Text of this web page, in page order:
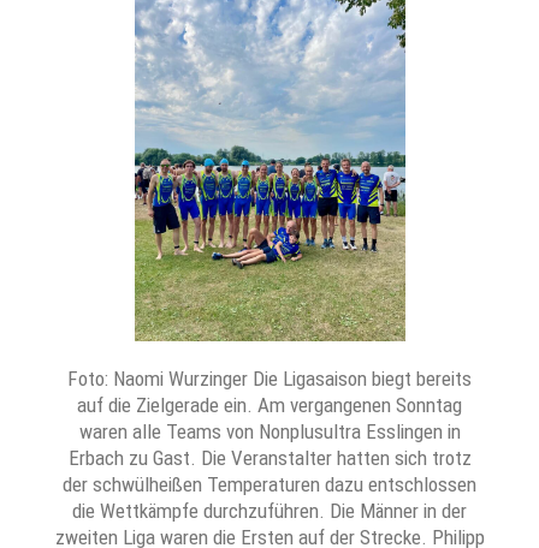
Foto: Naomi Wurzinger Die Ligasaison biegt bereits
auf die Zielgerade ein. Am vergangenen Sonntag
waren alle Teams von Nonplusultra Esslingen in
Erbach zu Gast. Die Veranstalter hatten sich trotz
der schwülheißen Temperaturen dazu entschlossen
die Wettkämpfe durchzuführen. Die Männer in der
zweiten Liga waren die Ersten auf der Strecke. Philipp